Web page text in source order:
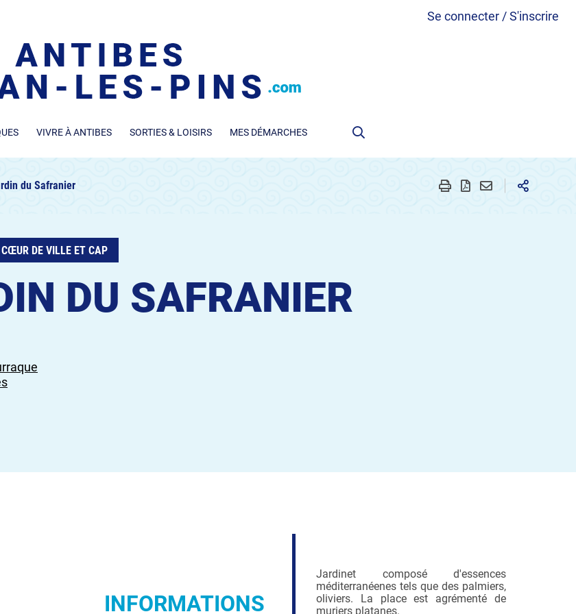
Se connecter / S'inscrire
VIVRE À ANTIBES SORTIES & LOISIRS MES DÉMARCHES
du Safranier
DE VILLE ET CAP
DU SAFRANIER
INFORMATIONS
Jardinet composé d'essences
méditerranéenes tels que des palmiers,
oliviers. La place est agrémenté de
muriers platanes.